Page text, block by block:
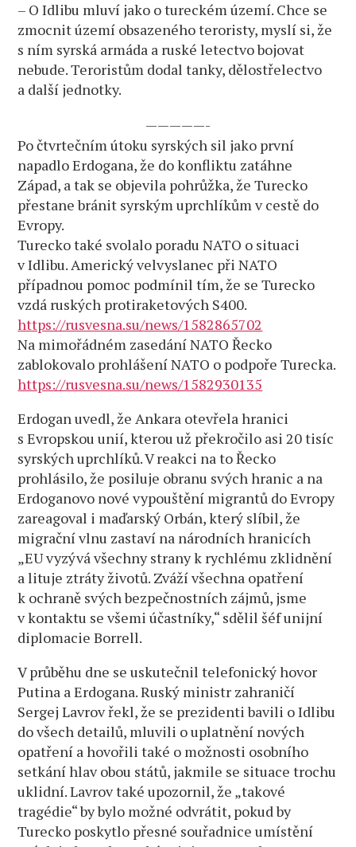
– O Idlibu mluví jako o tureckém území. Chce se
zmocnit území obsazeného teroristy, myslí si, že
s ním syrská armáda a ruské letectvo bojovat
nebude. Teroristům dodal tanky, dělostřelectvo
a další jednotky.
—————-
Po čtvrtečním útoku syrských sil jako první
napadlo Erdogana, že do konfliktu zatáhne
Západ, a tak se objevila pohrůžka, že Turecko
přestane bránit syrským uprchlíkům v cestě do
Evropy.
Turecko také svolalo poradu NATO o situaci
v Idlibu. Americký velvyslanec při NATO
případnou pomoc podmínil tím, že se Turecko
vzdá ruských protiraketových S400.
https://rusvesna.su/news/1582865702
Na mimořádném zasedání NATO Řecko
zablokovalo prohlášení NATO o podpoře Turecka.
https://rusvesna.su/news/1582930135
Erdogan uvedl, že Ankara otevřela hranici
s Evropskou unií, kterou už překročilo asi 20 tisíc
syrských uprchlíků. V reakci na to Řecko
prohlásilo, že posiluje obranu svých hranic a na
Erdoganovo nové vypouštění migrantů do Evropy
zareagoval i maďarský Orbán, který slíbil, že
migrační vlnu zastaví na národních hranicích
„EU vyzývá všechny strany k rychlému zklidnění
a lituje ztráty životů. Zváží všechna opatření
k ochraně svých bezpečnostních zájmů, jsme
v kontaktu se všemi účastníky,“ sdělil šéf unijní
diplomacie Borrell.
V průběhu dne se uskutečnil telefonický hovor
Putina a Erdogana. Ruský ministr zahraničí
Sergej Lavrov řekl, že se prezidenti bavili o Idlibu
do všech detailů, mluvili o uplatnění nových
opatření a hovořili také o možnosti osobního
setkání hlav obou států, jakmile se situace trochu
uklidní. Lavrov také upozornil, že „takové
tragédie“ by bylo možné odvrátit, pokud by
Turecko poskytlo přesné souřadnice umístění